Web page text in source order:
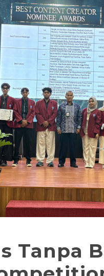
Tanpa